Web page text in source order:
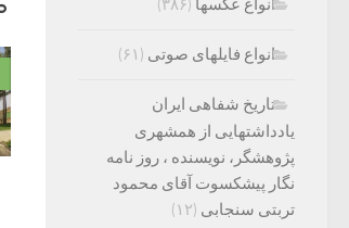
انواع عکسها (۳۸۶)
انواع فایلهای صوتی (۶۱)
تاریخ شفاهی ایران
یادداشتهایی از همشهری
پژوهشگر، نویسنده ، روز نامه
نگار پیشکسوت آقای محمود
تربتی سنجابی (۱۲)